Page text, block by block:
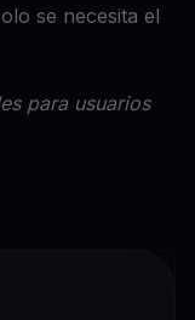
se necesita el
para usuarios